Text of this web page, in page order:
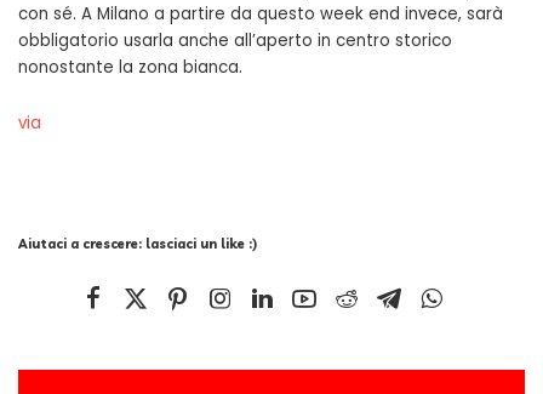
con sé. A Milano a partire da questo week end invece, sarà
obbligatorio usarla anche all’aperto in centro storico
nonostante la zona bianca.
via
Aiutaci a crescere: lasciaci un like :)